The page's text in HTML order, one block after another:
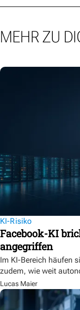
MEHR ZU
KI-Risiko
Facebook-KI
angegriffen
Im KI-Bereich häufen
zudem, wie weit
Lucas Maier